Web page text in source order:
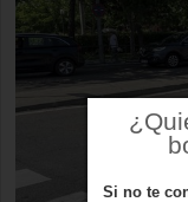
Si no te